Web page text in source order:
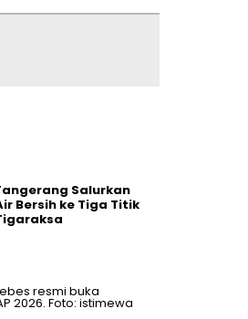
Salurkan
Bersih ke Tiga Titik